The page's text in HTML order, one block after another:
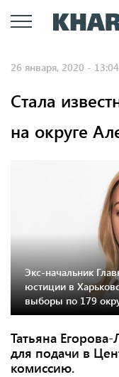
26 января, 2020 - 13:04
Стала
на округе
Экс-начальник
юстиции в
выборы по 179
Татьяна
для подачи в
комиссию.